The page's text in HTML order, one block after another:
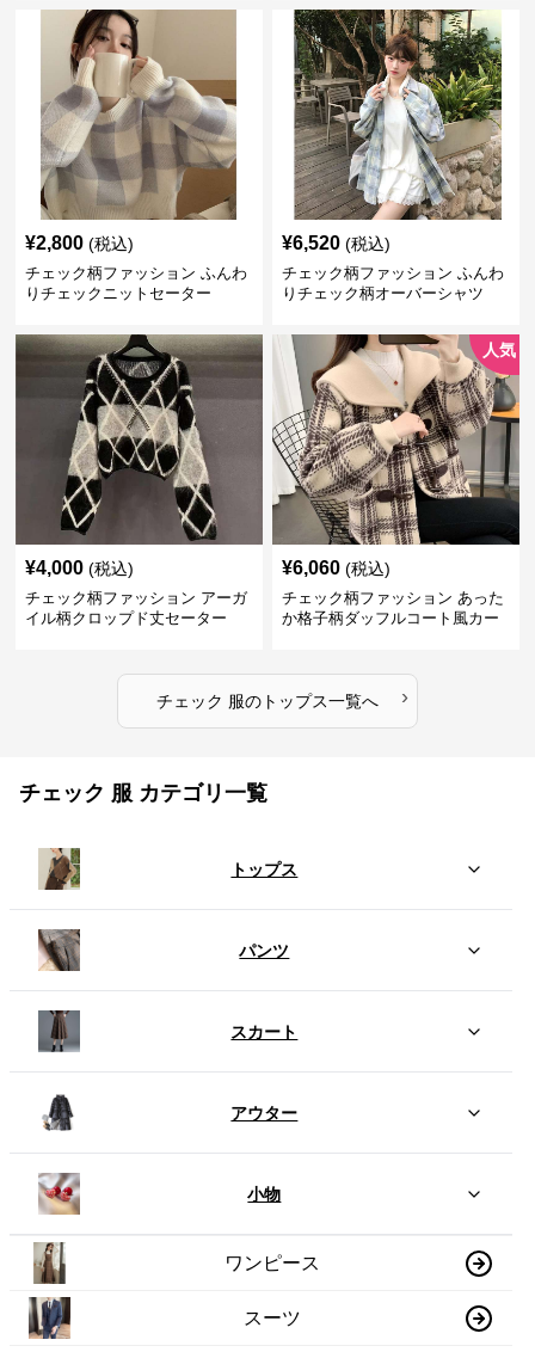
¥2,800 (税込)
チェック柄ファッション ふんわ
りチェックニットセーター
¥6,520 (税込)
チェック柄ファッション ふんわ
りチェック柄オーバーシャツ
¥4,000 (税込)
チェック柄ファッション アーガ
イル柄クロップド丈セーター
人気
¥6,060 (税込)
チェック柄ファッション あった
か格子柄ダッフルコート風カー
チェック 服のトップス一覧へ ›
チェック 服 カテゴリ一覧
トップス
パンツ
スカート
アウター
小物
ワンピース
スーツ